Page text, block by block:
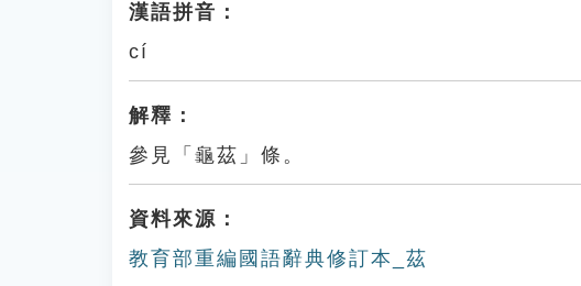
漢語拼音：
cí
解釋：
參見「龜茲」條。
資料來源：
教育部重編國語辭典修訂本_茲